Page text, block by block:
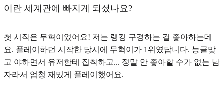
이란 세계관에 빠지게 되셨나요?
첫 시작은 무혁이었어요! 저는 랭킹 구경하는 걸 좋아하는데
요. 플레이하던 시작한 당시에 무혁이가 1위였답니다. 능글맞
고 야하면서 유저한테 집착하고... 정말 안 좋아할 수가 없는 남
자라서 엄청 재밌게 플레이했어요.